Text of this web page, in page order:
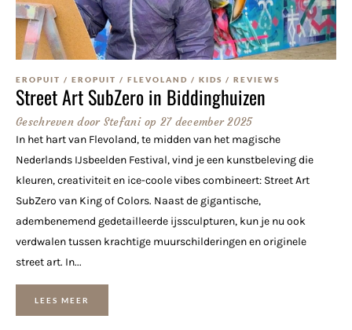
EROPUIT / EROPUIT / FLEVOLAND / KIDS / REVIEWS
Street Art SubZero in Biddinghuizen
Geschreven doorStefani op 27 december 2025
In het hart van Flevoland, te midden van het magische
Nederlands IJsbeelden Festival, vind je een kunstbeleving die
kleuren, creativiteit en ice-coole vibes combineert: Street Art
SubZero van King of Colors. Naast de gigantische,
adembenemend gedetailleerde ijssculpturen, kun je nu ook
verdwalen tussen krachtige muurschilderingen en originele
street art. In...
LEES MEER